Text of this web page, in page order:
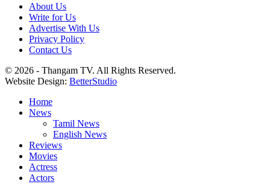
About Us
Write for Us
Advertise With Us
Privacy Policy
Contact Us
© 2026 - Thangam TV. All Rights Reserved.
Website Design: BetterStudio
Home
News
Tamil News
English News
Reviews
Movies
Actress
Actors